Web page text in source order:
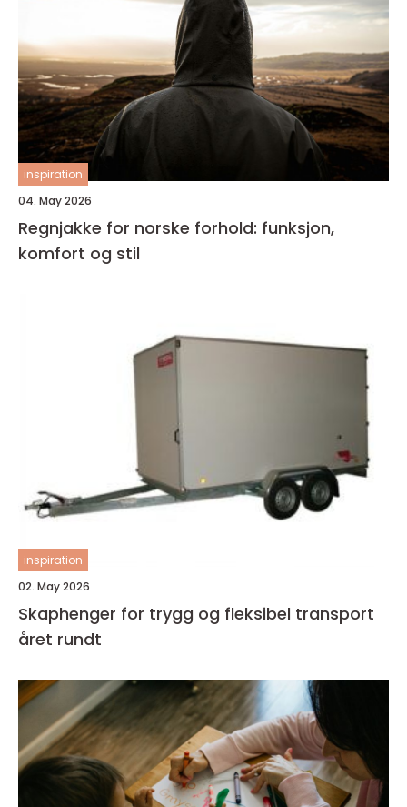
inspiration
04. May 2026
Regnjakke for norske forhold: funksjon,
komfort og stil
inspiration
02. May 2026
Skaphenger for trygg og fleksibel transport
året rundt